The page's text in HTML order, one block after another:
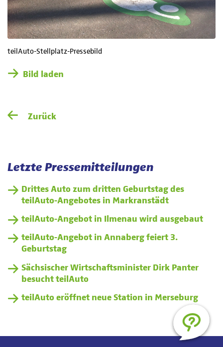
teilAuto-Stellplatz-Pressebild
Bild laden
Zurück
Letzte Pressemitteilungen
Drittes Auto zum dritten Geburtstag des
teilAuto-Angebotes in Markranstädt
teilAuto-Angebot in Ilmenau wird ausgebaut
teilAuto-Angebot in Annaberg feiert 3.
Geburtstag
Sächsischer Wirtschaftsminister Dirk Panter
besucht teilAuto
teilAuto eröffnet neue Station in Merseburg